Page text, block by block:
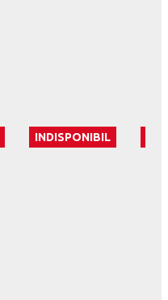
INDISPONIBIL